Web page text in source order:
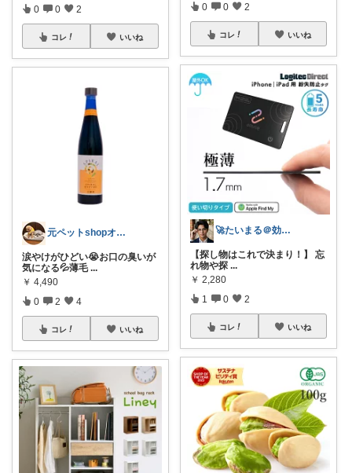
0 0 2
コレ いいね
元ペットshopオーナー🐶メイ＆アビー
涙やけがひどい😭お口の臭いが
気になる💦薄毛 ...
￥ 4,490
0 2 4
コレ いいね
0 0 2
コレ いいね
🚀たいまる＠効率至上主義のセレクトニキ
【探し物はこれで決まり！】 忘
れ物や探 ...
￥ 2,280
1 0 2
コレ いいね